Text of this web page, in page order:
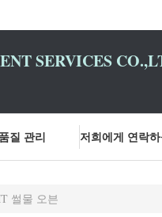
SERVICES
품질 관리
썰물 오븐